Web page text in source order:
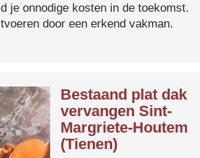
je onnodige kosten in de toekomst.
door een erkend vakman.
Bestaand plat dak
vervangen Sint-
Margriete-Houtem
(Tienen)